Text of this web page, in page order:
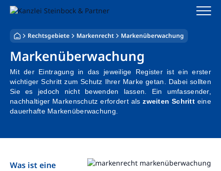
Zum
Inhalt
Startseite
Kanzlei
Team
Standorte
Rechtsgebiete
Steuerberatung
Rechtsgebiete Markenrecht Markenüberwachung
Markenüberwachung
Mit der Eintragung in das jeweilige Register ist ein erster
wichtiger Schritt zum Schutz Ihrer Marke getan. Dabei sollten
Sie es jedoch nicht bewenden lassen. Ein umfassender,
nachhaltiger Markenschutz erfordert alszweiten Schritt eine
dauerhafte Markenüberwachung.
Was ist eine